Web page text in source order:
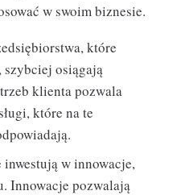
w swoim biznesie.
które
osiągają
klienta pozwala
które na te
w innowacje,
Innowacje pozwalają